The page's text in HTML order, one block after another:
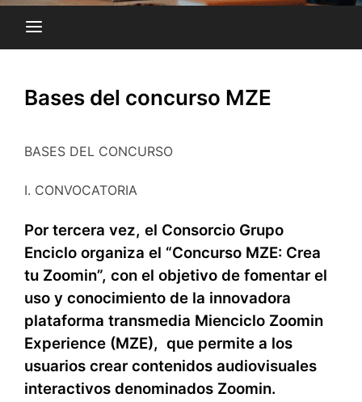
Bases del concurso MZE
BASES DEL CONCURSO
I. CONVOCATORIA
Por tercera vez, el Consorcio Grupo
Enciclo organiza el “Concurso MZE: Crea
tu Zoomin”, con el objetivo de fomentar el
uso y conocimiento de la innovadora
plataforma transmedia Mienciclo Zoomin
Experience (MZE), que permite a los
usuarios crear contenidos audiovisuales
interactivos denominados Zoomin.